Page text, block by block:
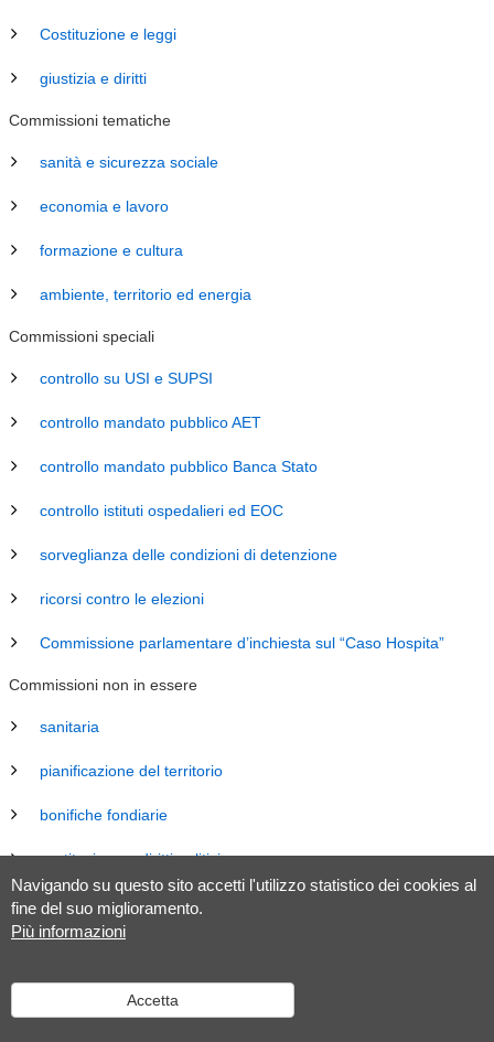
Navigando su questo sito accetti l'utilizzo statistico dei cookies al
fine del suo miglioramento.
Più informazioni
Accetta
Costituzione e leggi
giustizia e diritti
Commissioni tematiche
sanità e sicurezza sociale
economia e lavoro
formazione e cultura
ambiente, territorio ed energia
Commissioni speciali
controllo su USI e SUPSI
controllo mandato pubblico AET
controllo mandato pubblico Banca Stato
controllo istituti ospedalieri ed EOC
sorveglianza delle condizioni di detenzione
ricorsi contro le elezioni
Commissione parlamentare d’inchiesta sul “Caso Hospita”
Commissioni non in essere
sanitaria
pianificazione del territorio
bonifiche fondiarie
costituzione e diritti politici
energia